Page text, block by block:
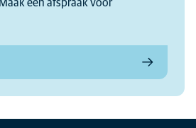
een afspraak voor